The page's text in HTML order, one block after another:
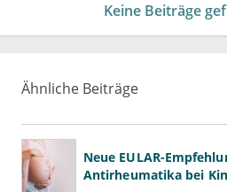
Keine Beiträge
Ähnliche Beiträge
Neue EULAR-
Antirheumatika bei